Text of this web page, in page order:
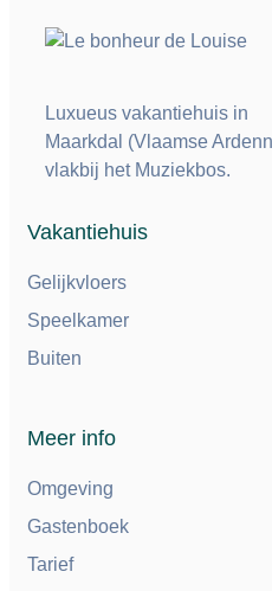
Luxueus vakantiehuis in
Maarkdal (Vlaamse
vlakbij het Muziekbos.
Vakantiehuis
Gelijkvloers
Speelkamer
Buiten
Meer info
Omgeving
Gastenboek
Tarief